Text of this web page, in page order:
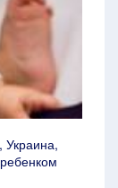
Украина,